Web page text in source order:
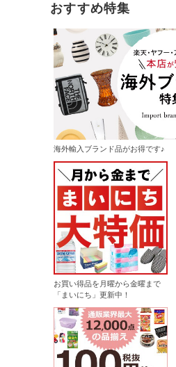
おすすめ特集
海外輸入ブランド品がお得です♪
お買い得品を月曜から金曜まで
「まいにち」更新中！